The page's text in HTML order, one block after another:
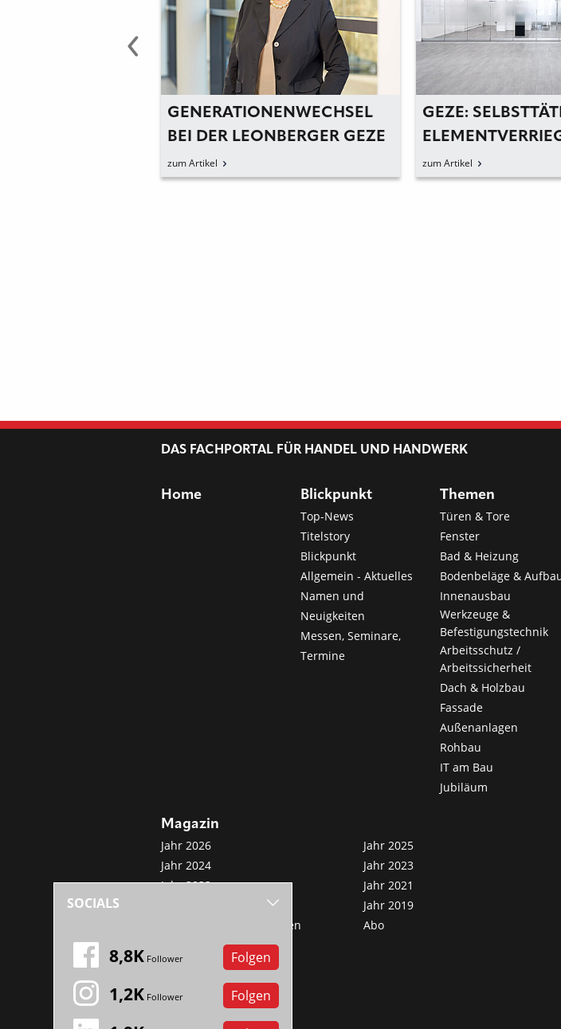
GENERATIONENWECHSEL
BEI DER LEONBERGER GEZE
GMBH
zum Artikel
GEZE:
DURCH BEWEGEN
ELEMENTE
zum Artikel
DAS FACHPORTAL FÜR HANDEL UND HANDWERK
Home Blickpunkt
Top-News
Titelstory
Blickpunkt
Allgemein - Aktuelles
Namen und
Neuigkeiten
Messen, Seminare,
Termine
Themen
Türen & Tore
Fenster
Bad & Heizung
Bodenbeläge &
Innenausbau
Werkzeuge &
Befestigungstechnik
Arbeitsschutz /
Arbeitssicherheit
Dach & Holzbau
Fassade
Außenanlagen
Rohbau
IT am Bau
Jubiläum
Magazin
Jahr 2026
Jahr 2025
Jahr 2024
Jahr 2023
Jahr 2022
Jahr 2021
Jahr 2019
Sonderveröffentlichungen
Abo
SOCIALS
8,8K Follower Folgen
1,2K Follower Folgen